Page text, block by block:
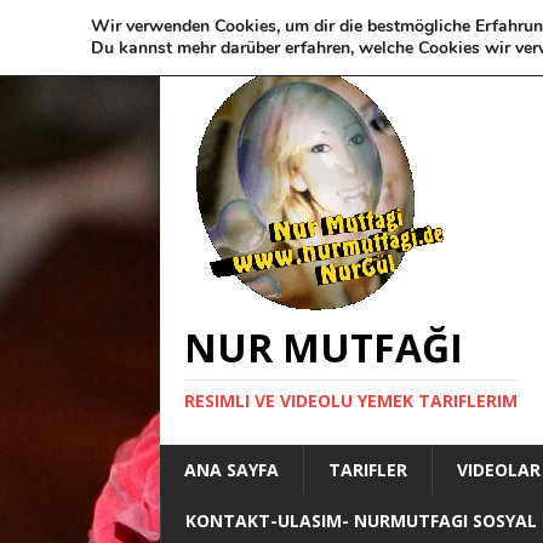
NUR MUTFAĞI
RESIMLI VE VIDEOLU YEMEK TARIFLERIM
ANA SAYFA TARIFLER VIDEOLAR
KONTAKT-ULASIM- NURMUTFAGI SOSYAL
Wir verwenden Cookies, um dir die bestmögliche
Du kannst mehr darüber erfahren, welche Cookies wir